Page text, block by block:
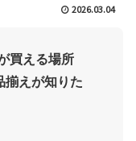
2026.03.04
買える場所
揃えが知りた